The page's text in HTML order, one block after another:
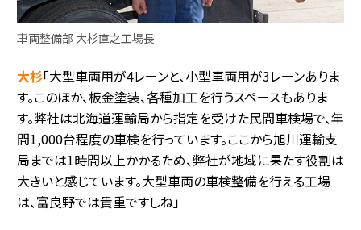
車両整備部 大杉直之工場長
大杉「大型車両用が4レーンと、小型車両用が3レーンありま
す。このほか、板金塗装、各種加工を行うスペースもありま
す。弊社は北海道運輸局から指定を受けた民間車検場で、年
間1,000台程度の車検を行っています。ここから旭川運輸支
局までは1時間以上かかるため、弊社が地域に果たす役割は
大きいと感じています。大型車両の車検整備を行える工場
は、富良野では貴重ですしね」